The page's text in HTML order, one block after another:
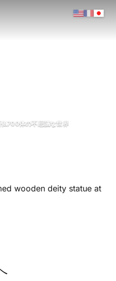
700体の不思議な世界